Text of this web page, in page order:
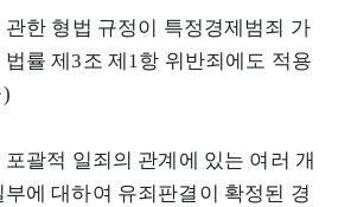
한 형법 규정이 특정경제범죄 가
률 제3조 제1항 위반죄에도 적용
괄적 일죄의 관계에 있는 여러 개
에 대하여 유죄판결이 확정된 경